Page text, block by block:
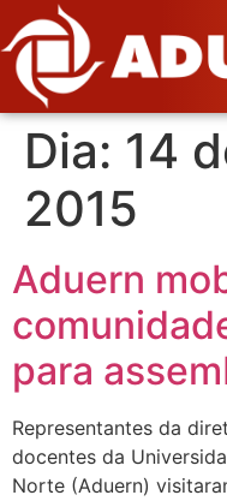
Dia: 14
2015
Aduern
para
Representantes da
docentes da
Norte (Aduern)